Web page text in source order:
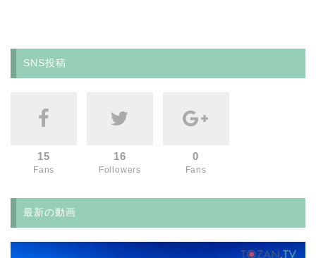
SNS投稿
15
Fans
16
Followers
0
Fans
最新の動画